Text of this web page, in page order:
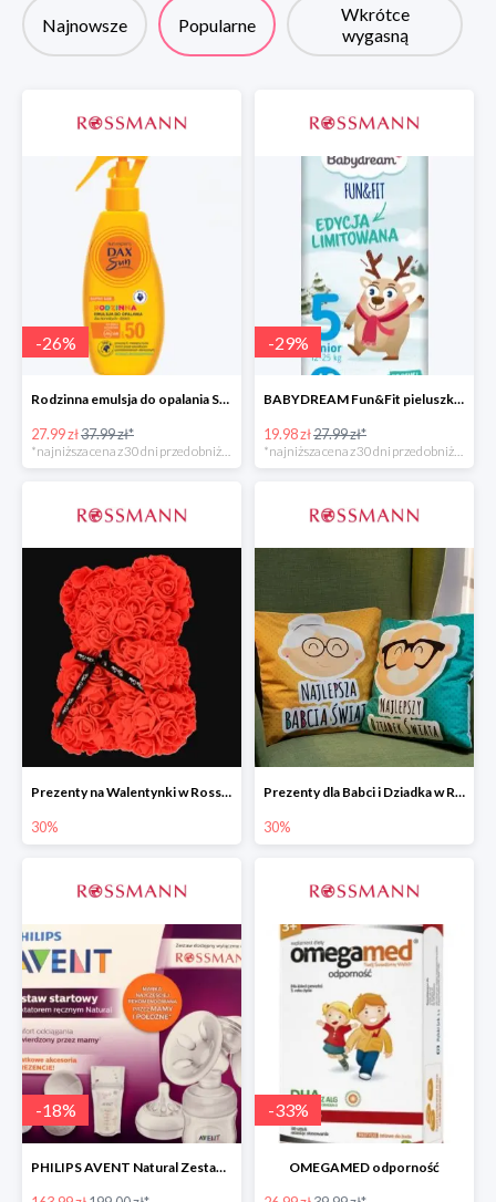
Najnowsze Popularne
Wkrótce
wygasną
-26%
Rodzinna emulsja do opalania SPF 50
27.99 zł37.99 zł*
*najniższa cena z 30 dni przed obniżką
-29%
BABYDREAM Fun&Fit pieluszki jednorazowe Junior 5
19.98 zł27.99 zł*
*najniższa cena z 30 dni przed obniżką
Prezenty na Walentynki w Rossmannie do -30%
30%
Prezenty dla Babci i Dziadka w Rossmannie do -30%
30%
-18%
PHILIPS AVENT Natural Zestaw Startowy
-33%
OMEGAMED odporność